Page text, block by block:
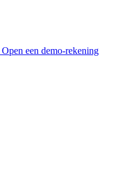
Open een demo-rekening